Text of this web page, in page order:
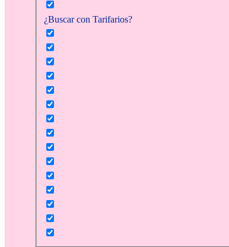
¿Buscar con Tarifarios?